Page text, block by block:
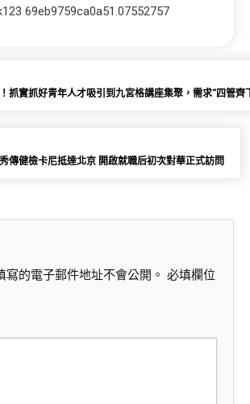
69eb9759ca0a51.07552757
抓實抓好青年人才吸引到九宮格講座集聚，需求“四管齊
傳健檢卡尼抵達北京 開啟就職后初次對華正式訪問
寫的電子郵件地址不會公開。 必填欄位